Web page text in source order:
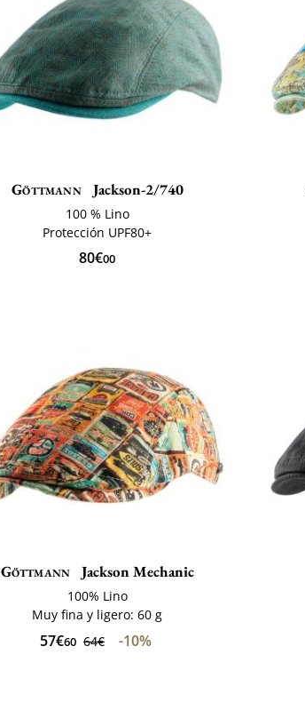
Göttmann Jackson-2/740
100 % Lino
Protección UPF80+
80€00
Göttmann Jackson Mechanic
100% Lino
Muy fina y ligero: 60 g
57€60 64€ -10%